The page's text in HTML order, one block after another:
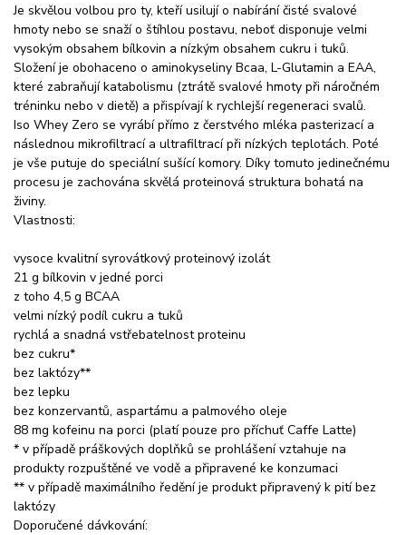
Je skvělou volbou pro ty, kteří usilují o nabírání čisté svalové
hmoty nebo se snaží o štíhlou postavu, neboť disponuje velmi
vysokým obsahem bílkovin a nízkým obsahem cukru i tuků.
Složení je obohaceno o aminokyseliny Bcaa, L-Glutamin a EAA,
které zabraňují katabolismu (ztrátě svalové hmoty při náročném
tréninku nebo v dietě) a přispívají k rychlejší regeneraci svalů.
Iso Whey Zero se vyrábí přímo z čerstvého mléka pasterizací a
následnou mikrofiltrací a ultrafiltrací při nízkých teplotách. Poté
je vše putuje do speciální sušící komory. Díky tomuto jedinečnému
procesu je zachována skvělá proteinová struktura bohatá na
živiny.
Vlastnosti:
vysoce kvalitní syrovátkový proteinový izolát
21 g bílkovin v jedné porci
z toho 4,5 g BCAA
velmi nízký podíl cukru a tuků
rychlá a snadná vstřebatelnost proteinu
bez cukru*
bez laktózy**
bez lepku
bez konzervantů, aspartámu a palmového oleje
88 mg kofeinu na porci (platí pouze pro příchuť Caffe Latte)
* v případě práškových doplňků se prohlášení vztahuje na
produkty rozpuštěné ve vodě a připravené ke konzumaci
** v případě maximálního ředění je produkt připravený k pití bez
laktózy
Doporučené dávkování: